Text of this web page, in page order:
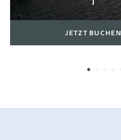
JETZT BUCHEN